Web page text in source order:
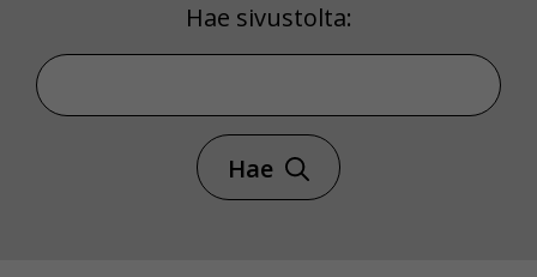
Hae sivustolta:
Hae sivustolta
Hae